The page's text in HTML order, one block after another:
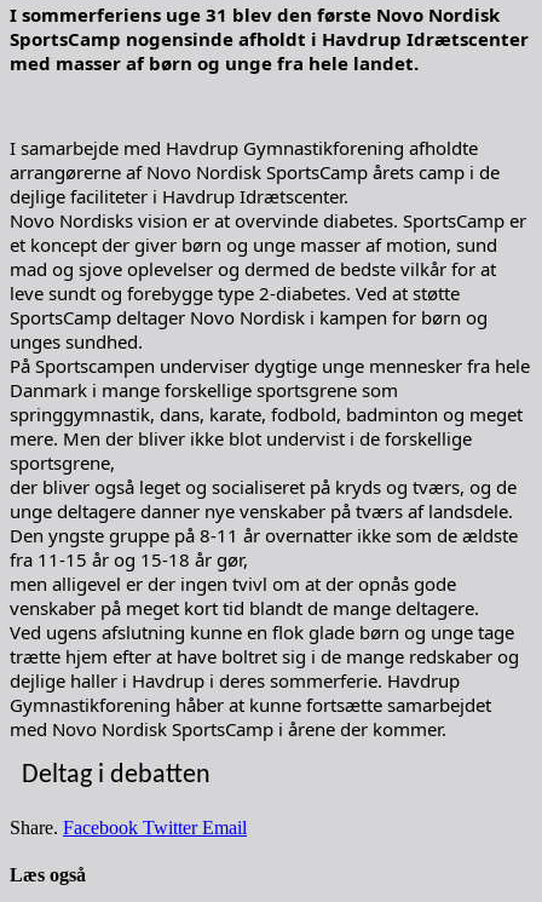
I sommerferiens uge 31 blev den første Novo Nordisk
SportsCamp nogensinde afholdt i Havdrup Idrætscenter
med masser af børn og unge fra hele landet.
I samarbejde med Havdrup Gymnastikforening afholdte
arrangørerne af Novo Nordisk SportsCamp årets camp i de
dejlige faciliteter i Havdrup Idrætscenter.
Novo Nordisks vision er at overvinde diabetes. SportsCamp er
et koncept der giver børn og unge masser af motion, sund
mad og sjove oplevelser og dermed de bedste vilkår for at
leve sundt og forebygge type 2-diabetes. Ved at støtte
SportsCamp deltager Novo Nordisk i kampen for børn og
unges sundhed.
På Sportscampen underviser dygtige unge mennesker fra hele
Danmark i mange forskellige sportsgrene som
springgymnastik, dans, karate, fodbold, badminton og meget
mere. Men der bliver ikke blot undervist i de forskellige
sportsgrene,
der bliver også leget og socialiseret på kryds og tværs, og de
unge deltagere danner nye venskaber på tværs af landsdele.
Den yngste gruppe på 8-11 år overnatter ikke som de ældste
fra 11-15 år og 15-18 år gør,
men alligevel er der ingen tvivl om at der opnås gode
venskaber på meget kort tid blandt de mange deltagere.
Ved ugens afslutning kunne en flok glade børn og unge tage
trætte hjem efter at have boltret sig i de mange redskaber og
dejlige haller i Havdrup i deres sommerferie. Havdrup
Gymnastikforening håber at kunne fortsætte samarbejdet
med Novo Nordisk SportsCamp i årene der kommer.
Deltag i debatten
Share. Facebook Twitter Email
Læs også